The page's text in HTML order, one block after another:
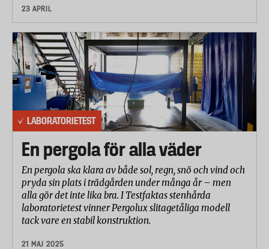
23 APRIL
LABORATORIETEST
En pergola för alla väder
En pergola ska klara av både sol, regn, snö och vind och
pryda sin plats i trädgården under många år – men
alla gör det inte lika bra. I Testfaktas stenhårda
laboratorietest vinner Pergolux slitagetåliga modell
tack vare en stabil konstruktion.
21 MAJ 2025